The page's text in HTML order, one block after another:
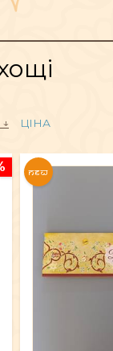
БОЖЕСТВ
ЦІНА
NEW